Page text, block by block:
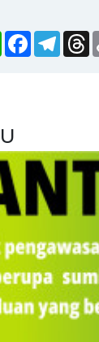
WhatsApp
Facebook